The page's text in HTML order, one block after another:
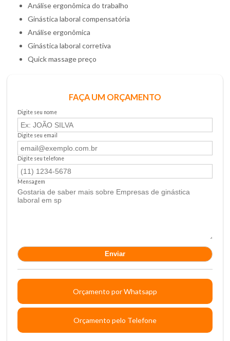
análise ergonômica do trabalho
ginástica laboral compensatória
análise ergonômica
ginástica laboral corretiva
quick massage preço
FAÇA UM ORÇAMENTO
Digite seu nome
Digite seu email
Digite seu telefone
Mensagem
Orçamento por Whatsapp
Orçamento pelo Telefone